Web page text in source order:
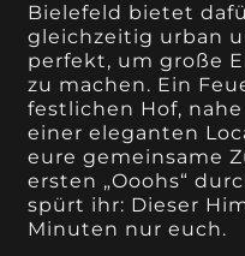
Bielefeld bietet
gleichzeitig urban
perfekt, um große
zu machen. Ein
festlichen Hof,
einer eleganten
eure gemeinsame
ersten „Ooohs“
spürt ihr: Dieser
Minuten nur euch.